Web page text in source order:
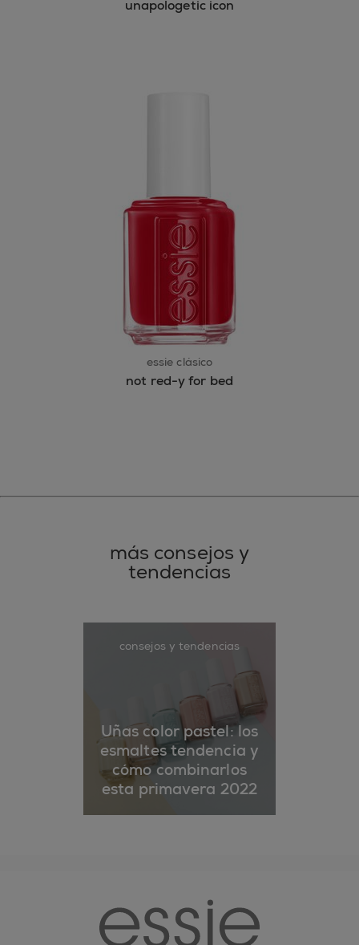
unapologetic icon
essie clásico
not red-y for bed
más consejos y
tendencias
consejos y tendencias
Uñas color pastel: los
esmaltes tendencia y
cómo combinarlos
esta primavera 2022